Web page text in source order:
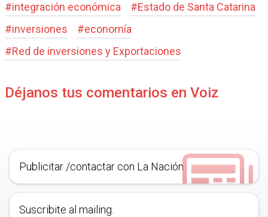
#integración económica #Estado de Santa Catarina
#inversiones #economía
#Red de inversiones y Exportaciones
Déjanos tus comentarios en Voiz
Publicitar /contactar con La Nación
Suscribite al mailing.